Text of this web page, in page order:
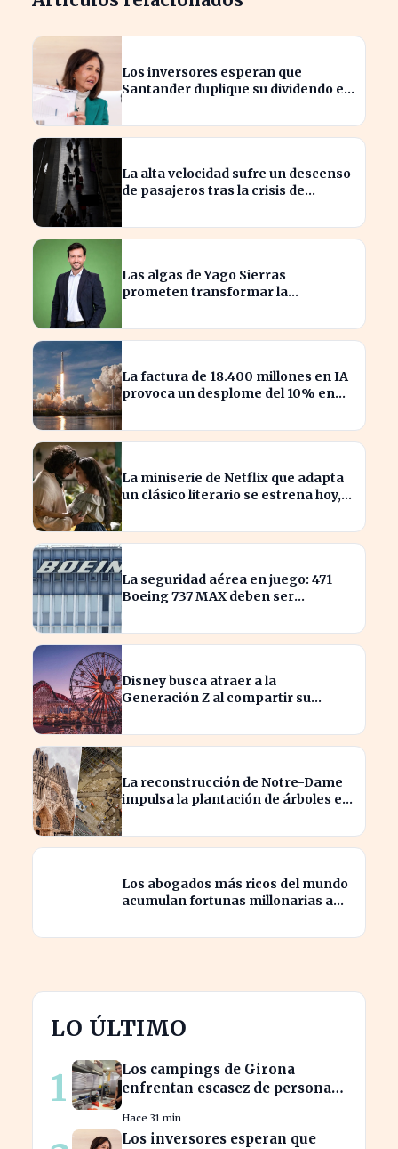
Los inversores esperan que
Santander duplique su dividendo en
La alta velocidad sufre un descenso
de pasajeros tras la crisis de
Las algas de Yago Sierras
prometen transformar la
sostenibles
La factura de 18.400 millones en IA
provoca un desplome del 10% en
La miniserie de Netflix que adapta
un clásico literario se estrena hoy,
La seguridad aérea en juego: 471
Boeing 737 MAX deben ser
Disney busca atraer a la
Generación Z al compartir su
La reconstrucción de Notre-Dame
impulsa la plantación de árboles en
Los abogados más ricos del mundo
acumulan fortunas millonarias a
LO ÚLTIMO
1
Los campings de Girona
enfrentan escasez de personal
cubrirla
Hace 31 min
Los inversores esperan que